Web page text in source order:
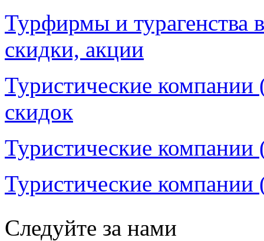
Турфирмы и турагенства
скидки, акции
Туристические
скидок
Туристические
Туристические
Следуйте за нами